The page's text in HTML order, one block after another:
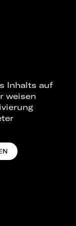
Inhalts auf
weisen